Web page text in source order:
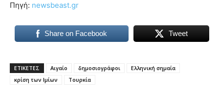
Πηγή: newsbeast.gr
Share on Facebook Tweet
ΕΤΙΚΕΤΕΣ Αιγαίο δημοσιογράφοι
Ελληνική σημαία
κρίση των Ιμίων
Τουρκία